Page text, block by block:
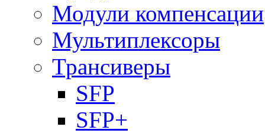
Модули компенсации
Мультиплексоры
Трансиверы
SFP
SFP+